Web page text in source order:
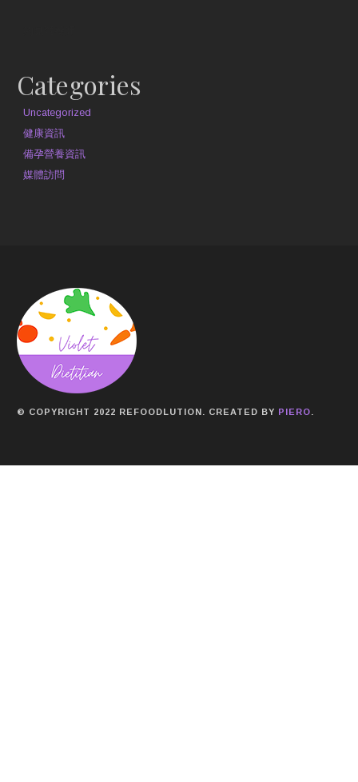
Categories
Uncategorized
健康資訊
備孕營養資訊
媒體訪問
© COPYRIGHT 2022 REFOODLUTION. CREATED BY PIERO